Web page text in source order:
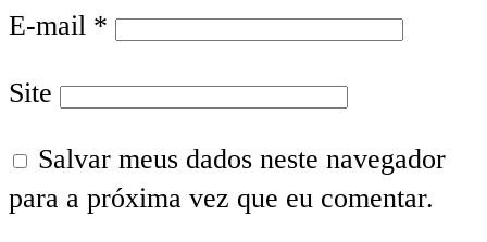
E-mail *
Site
Salvar meus dados neste navegador
para a próxima vez que eu comentar.